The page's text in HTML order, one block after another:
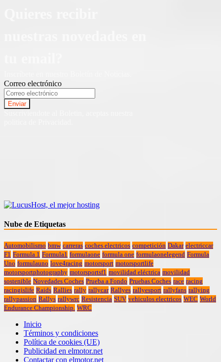
Correo electrónico
Nube de Etiquetas
Automobilismo bmw carreras coches electricos competición Dakar electriccar
F1 Formula 1 Formula1 formulaone formula one formulaonelegend Formula
Uno formulauno love4racing motorsport motorsportlife
motorsportphotography motorsportsf1 movilidad eléctrica movilidad
sostenible Novedades Coches Prueba a Fondo Pruebas Coches race racing
racingislife Raids Rallies rally rallycar Rallyes rallyesport rallyfans rallying
rallypassion Rallys rallywrc Resistencia SUV vehiculos electricos WEC World
Endurance Championship. WRC
Inicio
Términos y condiciones
Política de cookies (UE)
Publicidad en elmotor.net
Contactar con elmotor.net